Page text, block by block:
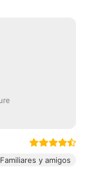
Familiares y amigos